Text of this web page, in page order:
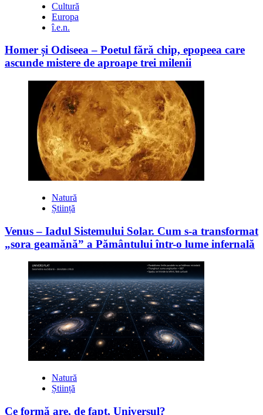
Cultură
Europa
î.e.n.
Homer și Odiseea – Poetul fără chip, epopeea care
ascunde mistere de aproape trei milenii
Natură
Știință
Venus – Iadul Sistemului Solar. Cum s-a transformat
„sora geamănă” a Pământului într-o lume infernală
Natură
Știință
Ce formă are, de fapt, Universul?